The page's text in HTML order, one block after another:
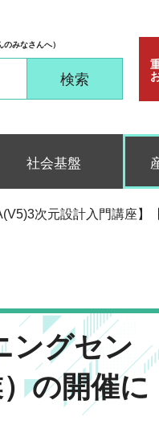
のみなさんへ）
社会基盤
次元設計入門講座】
ングセン
の開催に